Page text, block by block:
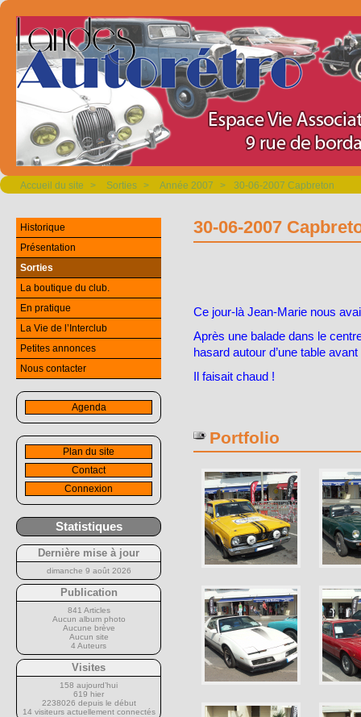
Accueil du site > Sorties > Année 2007 > 30-06-2007 Capbreton
30-06-2007
Ce jour-là Jean-Marie nous
Après une balade dans le
hasard autour d’une table
Il faisait chaud !
Portfolio
Historique
Présentation
Sorties
La boutique du club.
En pratique
La Vie de l’Interclub
Petites annonces
Nous contacter
Agenda
Plan du site
Contact
Connexion
Statistiques
Dernière mise à jour
dimanche 9 août 2026
Publication
841 Articles
Aucun album photo
Aucune brève
Aucun site
4 Auteurs
Visites
158 aujourd’hui
619 hier
2238026 depuis le début
14 visiteurs actuellement connectés